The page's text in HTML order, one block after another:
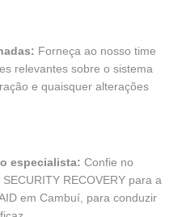
Forneça ao nosso time
relevantes sobre o sistema
e quaisquer alterações
especialista: Confie no
RECOVERY para a
em Cambuí, para conduzir